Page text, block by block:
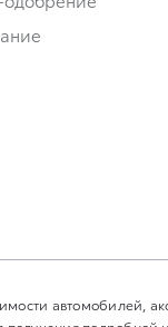
автомобилей,